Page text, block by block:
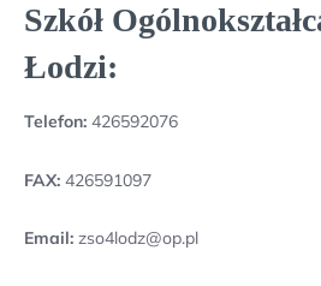
Szkół
Łodzi:
Telefon: 426592076
FAX: 426591097
Email: zso4lodz@op.pl